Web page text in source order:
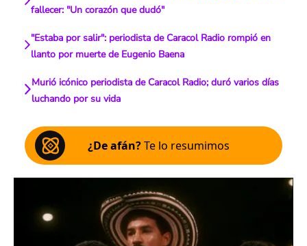
fallecer: "Un corazón que dudó"
"Estaba por salir": periodista de Caracol Radio rompió en
llanto por muerte de Eugenio Baena
Murió icónico periodista de Caracol Radio; duró varios días
luchando por su vida
¿De afán?Te lo resumimos